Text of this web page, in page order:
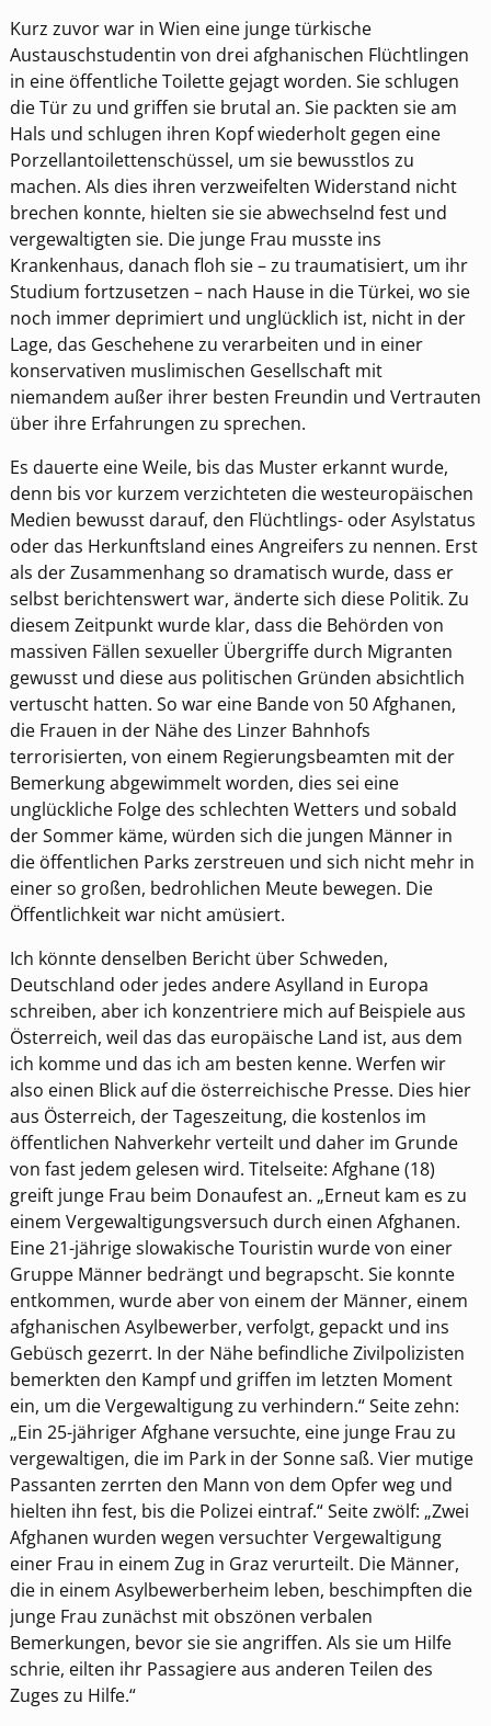
Kurz zuvor war in Wien eine junge türkische
Austauschstudentin von drei afghanischen Flüchtlingen
in eine öffentliche Toilette gejagt worden. Sie schlugen
die Tür zu und griffen sie brutal an. Sie packten sie am
Hals und schlugen ihren Kopf wiederholt gegen eine
Porzellantoilettenschüssel, um sie bewusstlos zu
machen. Als dies ihren verzweifelten Widerstand nicht
brechen konnte, hielten sie sie abwechselnd fest und
vergewaltigten sie. Die junge Frau musste ins
Krankenhaus, danach floh sie – zu traumatisiert, um ihr
Studium fortzusetzen – nach Hause in die Türkei, wo sie
noch immer deprimiert und unglücklich ist, nicht in der
Lage, das Geschehene zu verarbeiten und in einer
konservativen muslimischen Gesellschaft mit
niemandem außer ihrer besten Freundin und Vertrauten
über ihre Erfahrungen zu sprechen.
Es dauerte eine Weile, bis das Muster erkannt wurde,
denn bis vor kurzem verzichteten die westeuropäischen
Medien bewusst darauf, den Flüchtlings- oder Asylstatus
oder das Herkunftsland eines Angreifers zu nennen. Erst
als der Zusammenhang so dramatisch wurde, dass er
selbst berichtenswert war, änderte sich diese Politik. Zu
diesem Zeitpunkt wurde klar, dass die Behörden von
massiven Fällen sexueller Übergriffe durch Migranten
gewusst und diese aus politischen Gründen absichtlich
vertuscht hatten. So war eine Bande von 50 Afghanen,
die Frauen in der Nähe des Linzer Bahnhofs
terrorisierten, von einem Regierungsbeamten mit der
Bemerkung abgewimmelt worden, dies sei eine
unglückliche Folge des schlechten Wetters und sobald
der Sommer käme, würden sich die jungen Männer in
die öffentlichen Parks zerstreuen und sich nicht mehr in
einer so großen, bedrohlichen Meute bewegen. Die
Öffentlichkeit war nicht amüsiert.
Ich könnte denselben Bericht über Schweden,
Deutschland oder jedes andere Asylland in Europa
schreiben, aber ich konzentriere mich auf Beispiele aus
Österreich, weil das das europäische Land ist, aus dem
ich komme und das ich am besten kenne. Werfen wir
also einen Blick auf die österreichische Presse. Dies hier
aus Österreich, der Tageszeitung, die kostenlos im
öffentlichen Nahverkehr verteilt und daher im Grunde
von fast jedem gelesen wird. Titelseite: Afghane (18)
greift junge Frau beim Donaufest an. „Erneut kam es zu
einem Vergewaltigungsversuch durch einen Afghanen.
Eine 21-jährige slowakische Touristin wurde von einer
Gruppe Männer bedrängt und begrapscht. Sie konnte
entkommen, wurde aber von einem der Männer, einem
afghanischen Asylbewerber, verfolgt, gepackt und ins
Gebüsch gezerrt. In der Nähe befindliche Zivilpolizisten
bemerkten den Kampf und griffen im letzten Moment
ein, um die Vergewaltigung zu verhindern.“ Seite zehn:
„Ein 25-jähriger Afghane versuchte, eine junge Frau zu
vergewaltigen, die im Park in der Sonne saß. Vier mutige
Passanten zerrten den Mann von dem Opfer weg und
hielten ihn fest, bis die Polizei eintraf.“ Seite zwölf: „Zwei
Afghanen wurden wegen versuchter Vergewaltigung
einer Frau in einem Zug in Graz verurteilt. Die Männer,
die in einem Asylbewerberheim leben, beschimpften die
junge Frau zunächst mit obszönen verbalen
Bemerkungen, bevor sie sie angriffen. Als sie um Hilfe
schrie, eilten ihr Passagiere aus anderen Teilen des
Zuges zu Hilfe.“